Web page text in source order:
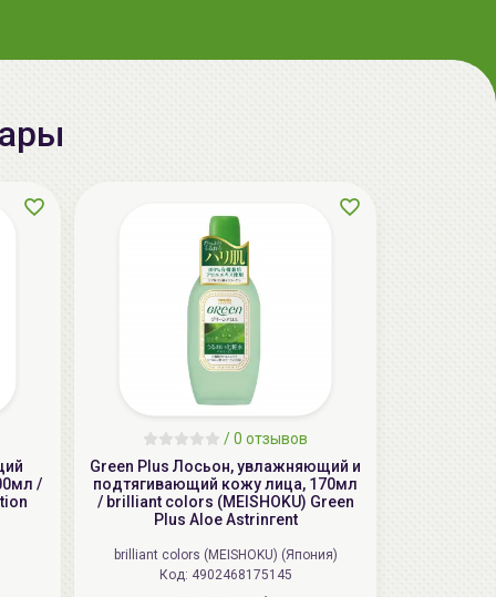
ГЕЛЬТЕК cleansing Маска энзимная
пектиновая, 200г, GELTEK
-52%
/
/0 отзывов
Green Plus Лосьон, увлажняющий и
подтягивающий кожу лица, 170мл
/ brilliant colors (MEISHOKU) Green
Plus Aloe Astrinгent
brilliant colors (MEISHOKU) (Япония)
Код: 4902468175145